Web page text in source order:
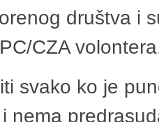
društva i
CZA
svako ko je
nema